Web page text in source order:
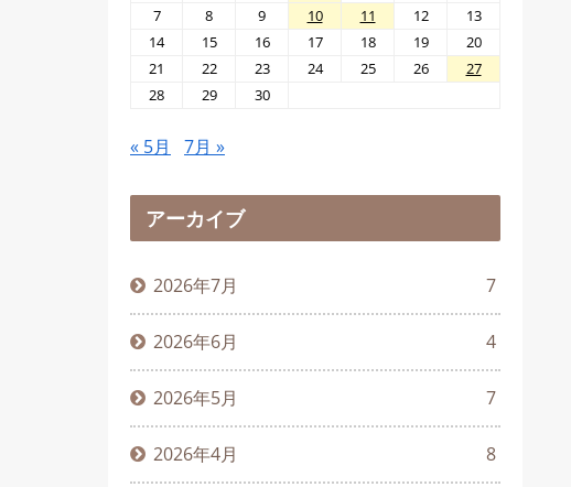
7
8 9 10 11 12
13
14
15 16 17 18 19
20
21
22 23 24 25 26
27
28
29 30
« 5月 7月 »
アーカイブ
2026年7月 7
2026年6月 4
2026年5月 7
2026年4月 8